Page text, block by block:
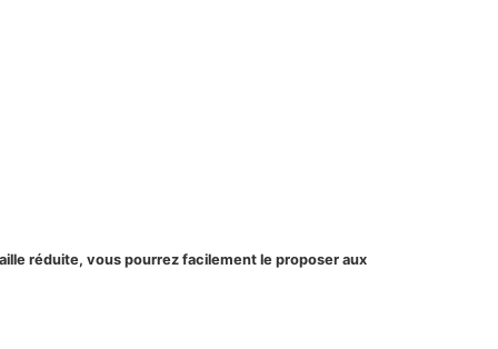
réduite, vous pourrez facilement le proposer aux